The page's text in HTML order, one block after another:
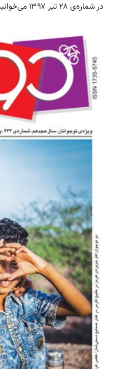
در شماره‌ی ۲۸ تیر ۱۳۹۷ می‌خوانید: